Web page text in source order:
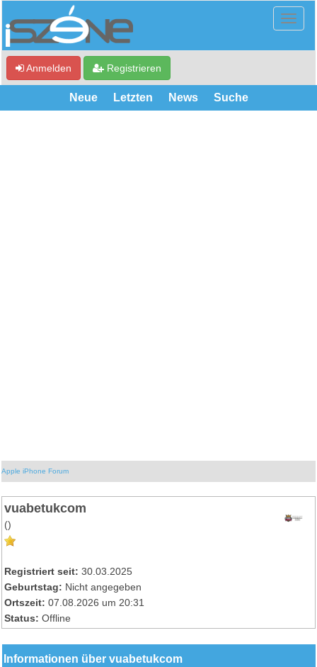
Anmelden Registrieren
Neue Letzten News Suche
Apple iPhone Forum
vuabetukcom
()
Registriert seit: 30.03.2025
Geburtstag: Nicht angegeben
Ortszeit: 07.08.2026 um 20:31
Status: Offline
Informationen über vuabetukcom